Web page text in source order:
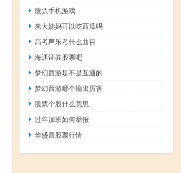
股票手机游戏
来大姨妈可以吃西瓜吗
高考声乐考什么曲目
海通证券股票吧
梦幻西游是不是互通的
梦幻西游哪个输出厉害
股票个股什么意思
过年加班如何举报
华盛昌股票行情